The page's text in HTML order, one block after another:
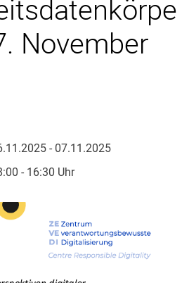
November
- 07.11.2025
- 16:30 Uhr